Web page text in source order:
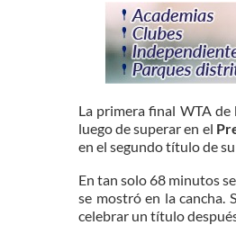
La primera final WTA
luego de superar en el
en el segundo título de
En tan solo 68 minutos
se mostró en la cancha.
celebrar un título